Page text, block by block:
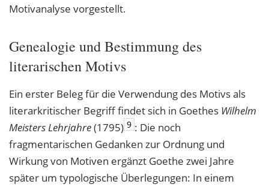
Motivanalyse vorgestellt.
Genealogie und Bestimmung des
literarischen Motivs
Ein erster Beleg für die Verwendung des Motivs als
literarkritischer Begriff findet sich in Goethes Wilhelm
Meisters Lehrjahre(1795) 9 : Die noch
fragmentarischen Gedanken zur Ordnung und
Wirkung von Motiven ergänzt Goethe zwei Jahre
später um typologische Überlegungen: In einem